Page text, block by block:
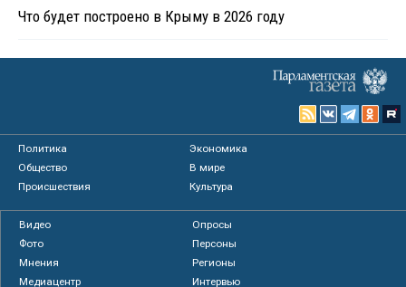
Что будет построено в Крыму в 2026 году
Политика
Экономика
Общество
В мире
Происшествия
Культура
Видео
Опросы
Фото
Персоны
Мнения
Регионы
Медиацентр
Интервью